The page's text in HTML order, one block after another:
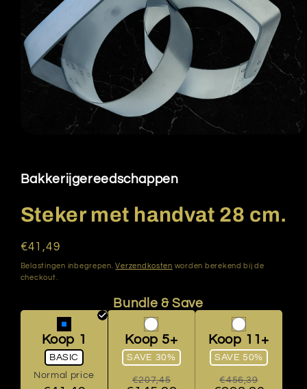
modaal
Bakkerijgereedschappen
Steker met handvat 28 cm.
Normale
prijs
€41,49
Belastingen inbegrepen.Verzendkosten worden berekend bij de
checkout.